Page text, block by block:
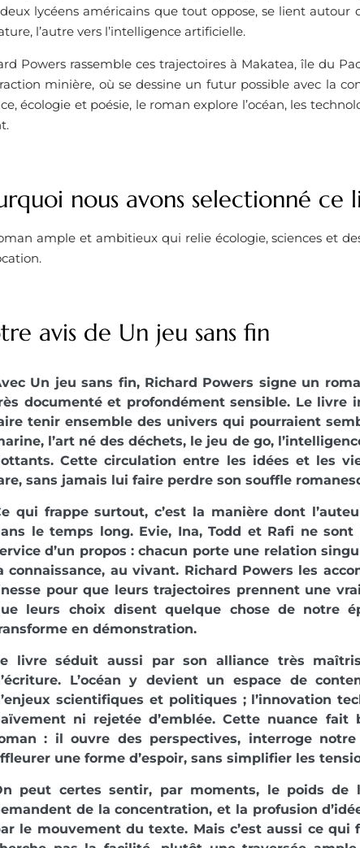
lycéens américains que tout oppose, se lient autour
l’autre vers l’intelligence artificielle.
Powers rassemble ces trajectoires à Makatea, île du
minière, où se dessine un futur possible avec la
écologie et poésie, le roman explore l’océan, les
nous avons selectionné ce
ample et ambitieux qui relie écologie, sciences et
avis de Un jeu sans fin
Un jeu sans fin, Richard Powers signe un
documenté et profondément sensible. Le livre
tenir ensemble des univers qui pourraient
l’art né des déchets, le jeu de go,
Cette circulation entre les idées et les
sans jamais lui faire perdre son souffle
qui frappe surtout, c’est la manière dont
le temps long. Evie, Ina, Todd et Rafi ne
d’un propos : chacun porte une relation
connaissance, au vivant. Richard Powers les
pour que leurs trajectoires prennent une
leurs choix disent quelque chose de notre
en démonstration.
livre séduit aussi par son alliance très
L’océan y devient un espace de
scientifiques et politiques ; l’innovation
ni rejetée d’emblée. Cette nuance fait
: il ouvre des perspectives, interroge
une forme d’espoir, sans simplifier les
peut certes sentir, par moments, le poids de
de la concentration, et la profusion
le mouvement du texte. Mais c’est aussi ce